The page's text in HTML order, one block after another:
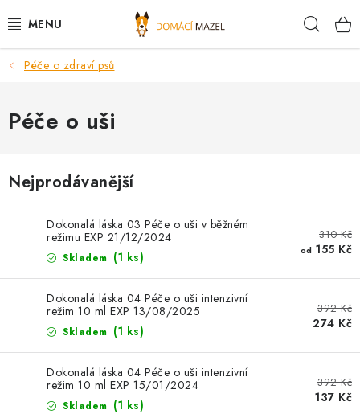
na
DOPORUČUJEME
VÝPRODEJ SKLADU
KOČKY
PRO CHOVATELE
NOVINKY
OSTATNÍ
Péče o zdraví psů
Péče o uši
Nejprodávanější
Dokonalá láska 03 Péče o uši v běžném
režimu EXP 21/12/2024
Skladem (1 ks)
310 Kč
od 155 Kč
Dokonalá láska 04 Péče o uši intenzivní
režim 10 ml EXP 13/08/2025
Skladem (1 ks)
392 Kč
274 Kč
Dokonalá láska 04 Péče o uši intenzivní
režim 10 ml EXP 15/01/2024
Skladem (1 ks)
392 Kč
137 Kč